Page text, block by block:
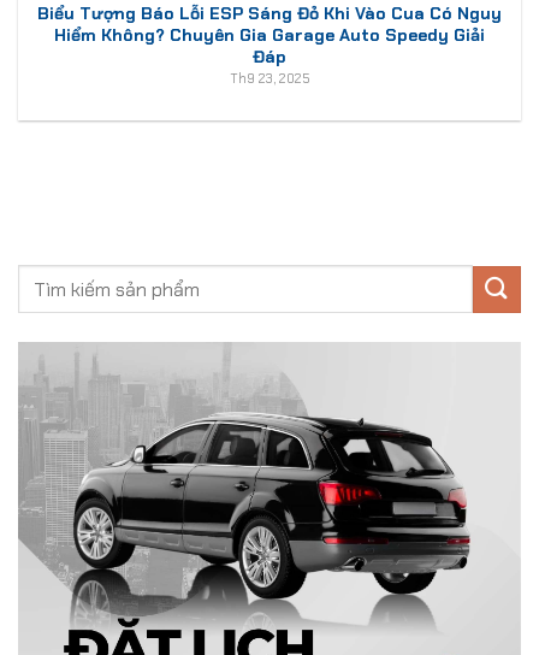
Biểu Tượng Báo Lỗi ESP Sáng Đỏ Khi Vào Cua Có Nguy
Hiểm Không? Chuyên Gia Garage Auto Speedy Giải
Đáp
Th9 23, 2025